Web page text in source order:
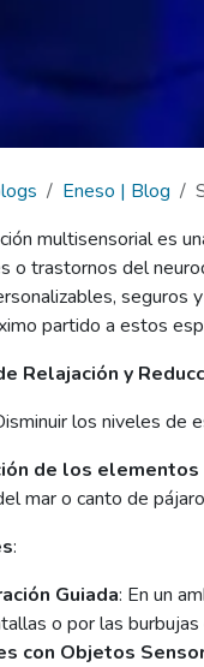
Eneso | Blog
multisensorial es
o trastornos del
seguros
partido a estos
Relajación y
los niveles de
de los
mar o canto de
:
Guiada: En un
o por las
con Objetos